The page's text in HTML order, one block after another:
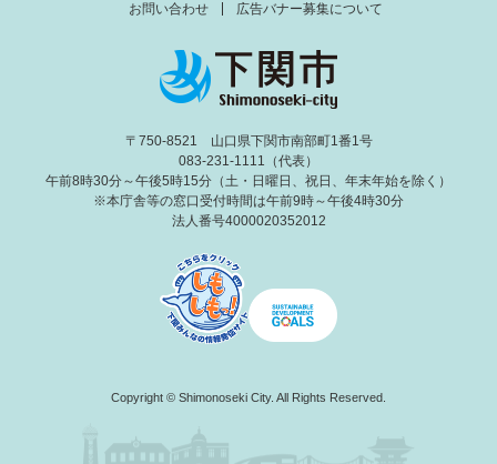
お問い合わせ 広告バナー募集について
〒750-8521 山口県下関市南部町1番1号
083-231-1111（代表）
午前8時30分～午後5時15分（土・日曜日、祝日、年末年始を除く）
※本庁舎等の窓口受付時間は午前9時～午後4時30分
法人番号4000020352012
Copyright © Shimonoseki City. All Rights Reserved.